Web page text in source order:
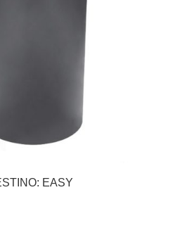
EASY